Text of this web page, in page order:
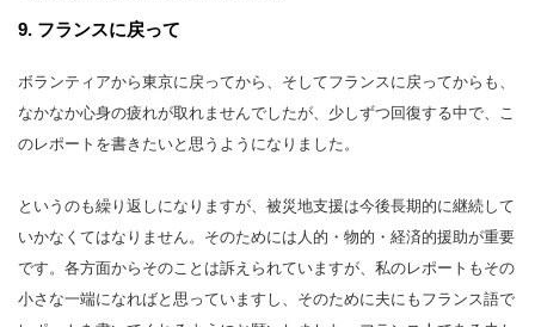
9. フランスに戻って
ボランティアから東京に戻ってから、そしてフランスに戻ってからも、
なかなか心身の疲れが取れませんでしたが、少しずつ回復する中で、こ
のレポートを書きたいと思うようになりました。
というのも繰り返しになりますが、被災地支援は今後長期的に継続して
いかなくてはなりません。そのためには人的・物的・経済的援助が重要
です。各方面からそのことは訴えられていますが、私のレポートもその
小さな一端になればと思っていますし、そのために夫にもフランス語で